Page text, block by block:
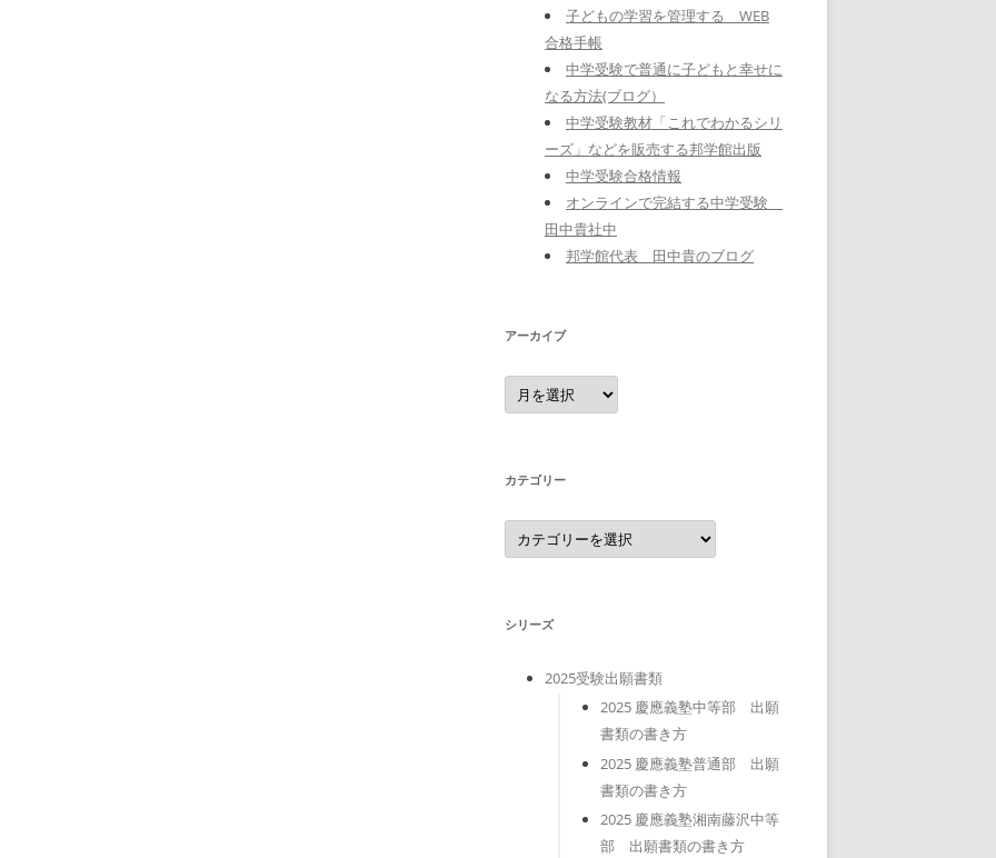
子どもの学習を管理する WEB
合格手帳
中学受験で普通に子どもと幸せに
なる方法(ブログ）
中学受験教材「これでわかるシリ
ーズ」などを販売する邦学館出版
中学受験合格情報
オンラインで完結する中学受験
田中貴社中
邦学館代表 田中貴のブログ
アーカイブ
ア
ー
カ
カテゴリー
カ
テ
ゴ
シリーズ
2025受験出願書類
2025 慶應義塾中等部 出願
書類の書き方
2025 慶應義塾普通部 出願
書類の書き方
2025 慶應義塾湘南藤沢中等
部 出願書類の書き方